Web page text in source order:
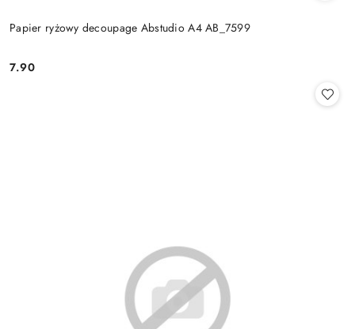
Papier ryżowy decoupage Abstudio A4 AB_7599
Cena:
7.90